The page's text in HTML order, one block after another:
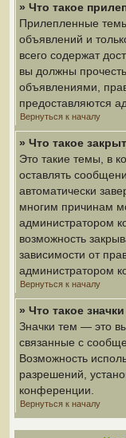
» Что такое
Прилепленные
объявлений и
всего содержат
вы должны
объявлениями,
предоставляются
Вернуться к началу
» Что такое
Это такие темы, в
оставлять
автоматически
многим причинам
администратором
возможность
зависимости от
администратором
Вернуться к началу
» Что такое
Значки тем — это
связанные с
Возможность
разрешений,
конференции.
Вернуться к началу